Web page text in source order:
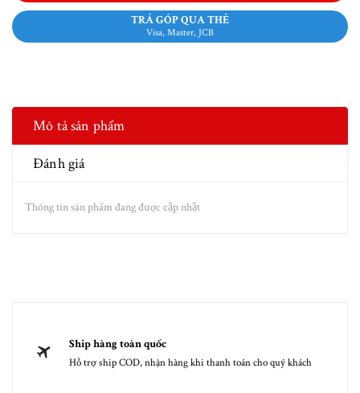
TRẢ GÓP QUA THẺ
Visa, Master, JCB
Mô tả sản phẩm
Đánh giá
Thông tin sản phẩm đang được cập nhật
Ship hàng toàn quốc
Hỗ trợ ship COD, nhận hàng khi thanh toán cho quý khách